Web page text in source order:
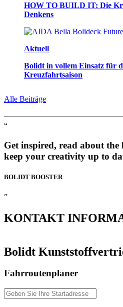
HOW TO BUILD IT: Die
Denkens
Aktuell
Bolidt in vollem Einsatz für
Kreuzfahrtsaison
Alle Beiträge
“
Get inspired, read about the
keep your creativity up to
BOLIDT BOOSTER
”
KONTAKT
Bolidt
Fahrroutenplaner